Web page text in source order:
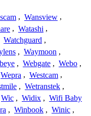
, Wansview ,
, Watashi ,
Watchguard ,
, Waymoon ,
, Webgate , Webo ,
Wepra , Westcam ,
, Wetranstek ,
Wic , Widix , Wifi Baby
, Winbook , Winic ,